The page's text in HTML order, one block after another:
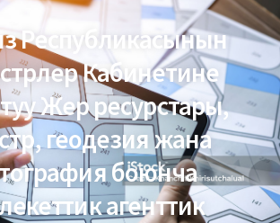
Республикасынын
Кабинетине
Жер ресурстары,
геодезия жана
боюнча
агенттик